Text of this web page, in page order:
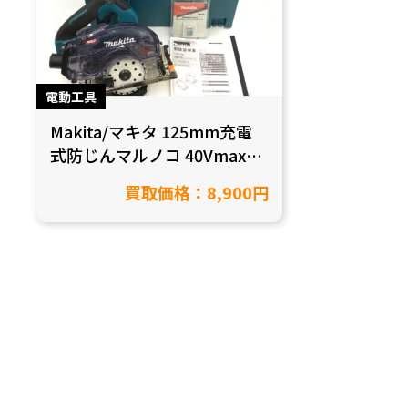
電動工具
Makita/マキタ 125mm充電
式防じんマルノコ 40Vmax
【愛知県半田市/工具買取】
買取価格：8,900円